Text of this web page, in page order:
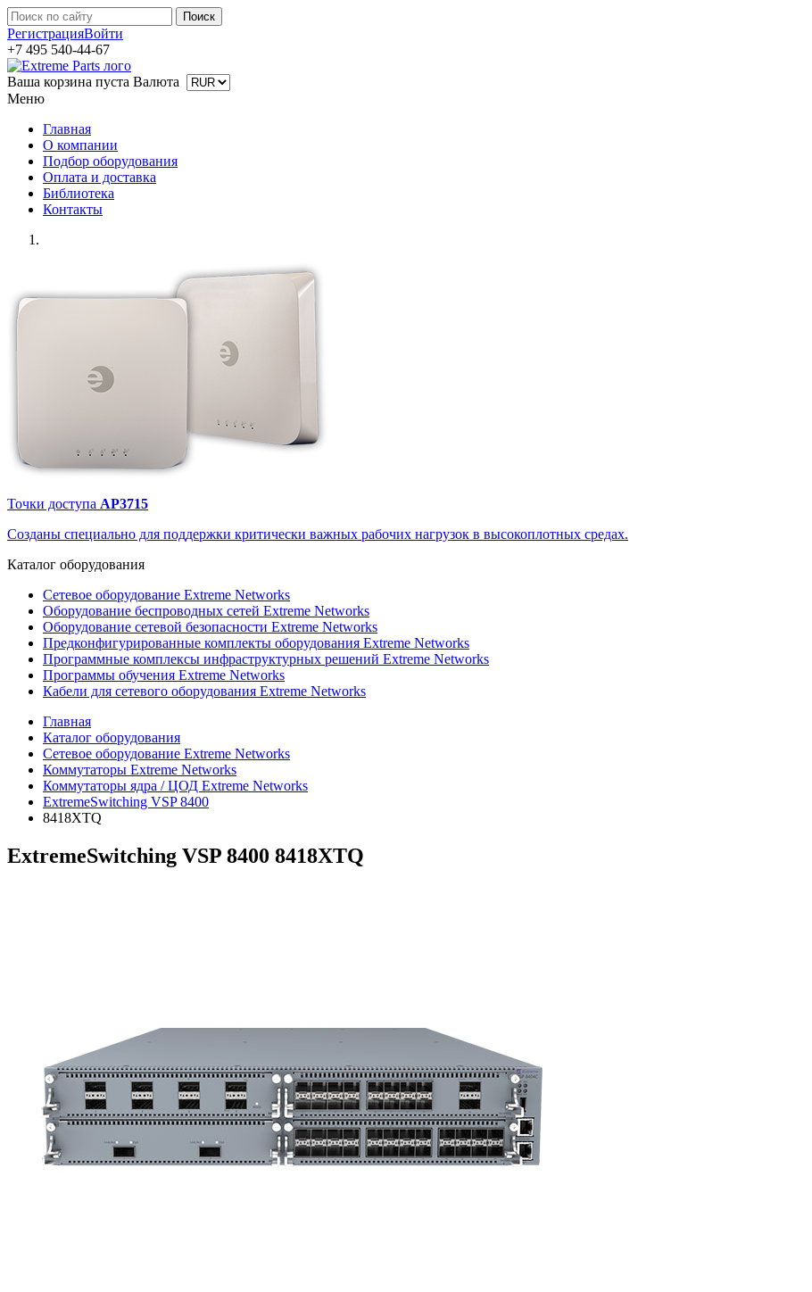
РегистрацияВойти
+7 495 540-44-67
Ваша корзина пуста Валюта
Меню
Главная
О компании
Подбор оборудования
Оплата и доставка
Библиотека
Контакты
Точки доступа AP3715
Созданы специально для поддержки критически важных рабочих нагрузок в высокоплотных средах.
Каталог оборудования
Сетевое оборудование Extreme Networks
Оборудование беспроводных сетей Extreme Networks
Оборудование сетевой безопасности Extreme Networks
Предконфигурированные комплекты оборудования Extreme Networks
Программные комплексы инфраструктурных решений Extreme Networks
Программы обучения Extreme Networks
Кабели для сетевого оборудования Extreme Networks
Главная
Каталог оборудования
Сетевое оборудование Extreme Networks
Коммутаторы Extreme Networks
Коммутаторы ядра / ЦОД Extreme Networks
ExtremeSwitching VSP 8400
8418XTQ
ExtremeSwitching VSP 8400 8418XTQ